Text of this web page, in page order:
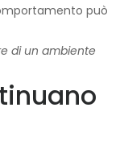
può
di un ambiente